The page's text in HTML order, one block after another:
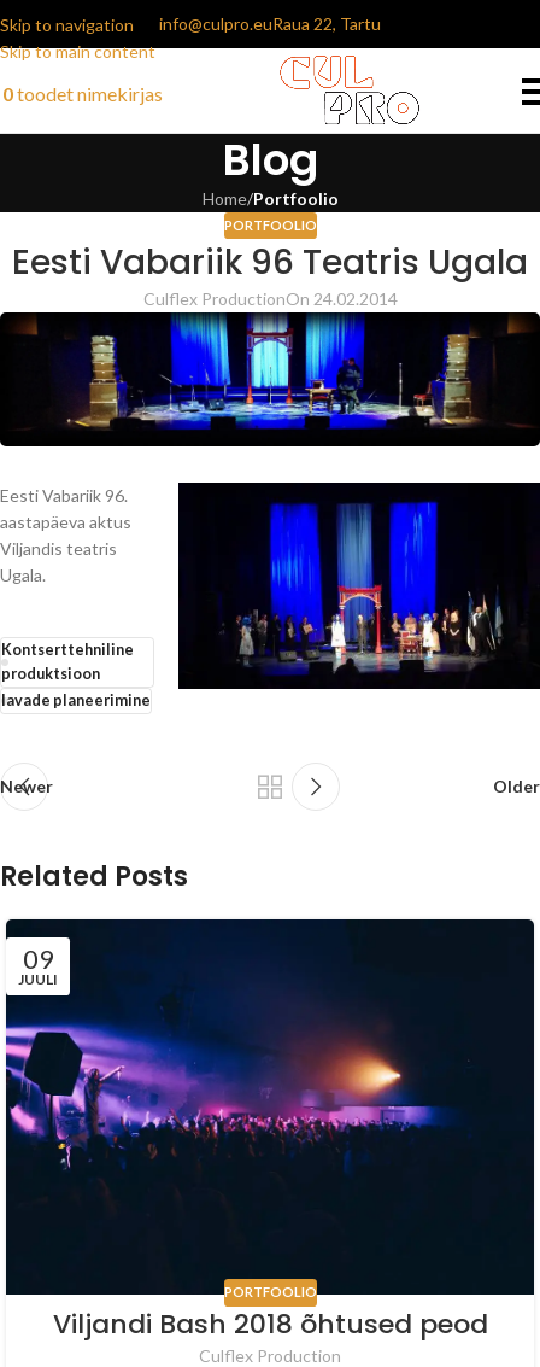
Skip to navigation
Skip to main content
info@culpro.euRaua 22, Tartu
0toodetnimekirjas
Blog
Home/Portfoolio
PORTFOOLIO
Eesti Vabariik 96 Teatris Ugala
Culflex ProductionOn 24.02.2014
Eesti Vabariik 96.
aastapäeva aktus
Viljandis teatris
Ugala.
Kontserttehniline
produktsioon
lavade planeerimine
Newer Older
Related Posts
09
JUULI
PORTFOOLIO
Viljandi Bash 2018 õhtused peod
Culflex Production